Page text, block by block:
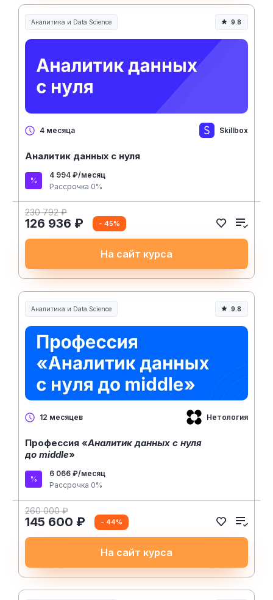
Аналитика и Data Science 9.8
4 месяца Skillbox
Аналитик данных с нуля
4 994 ₽/месяц
Рассрочка 0%
230 792 ₽
126 936 ₽ - 45%
На сайт курса
Аналитика и Data Science 9.8
12 месяцев Нетология
Профессия «Аналитик данных с нуля
до middle»
6 066 ₽/месяц
Рассрочка 0%
260 000 ₽
145 600 ₽ - 44%
На сайт курса